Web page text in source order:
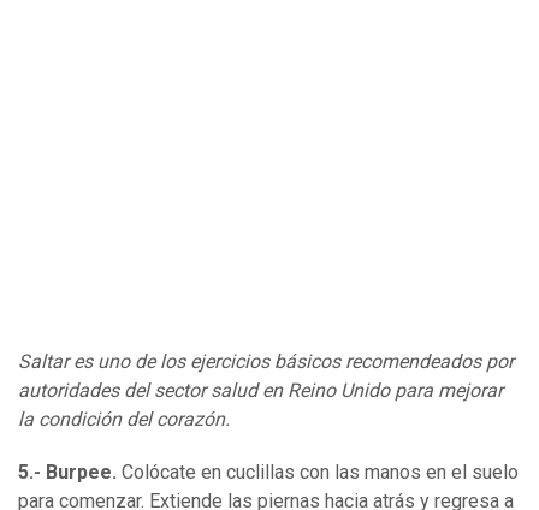
Saltar es uno de los ejercicios básicos recomendeados por
autoridades del sector salud en Reino Unido para mejorar
la condición del corazón.
5.- Burpee. Colócate en cuclillas con las manos en el suelo
para comenzar. Extiende las piernas hacia atrás y regresa a